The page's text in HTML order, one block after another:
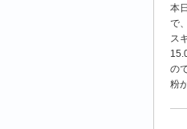
本
で
ス
の
粉